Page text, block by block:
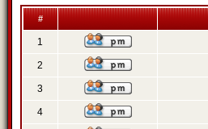
#
1
2
3
4